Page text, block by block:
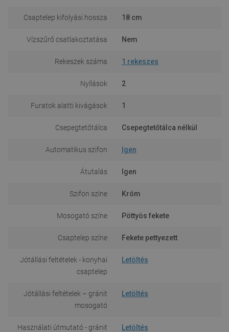
Csaptelep kifolyási hossza 18 cm
Vízszűrő csatlakoztatása Nem
Rekeszek száma 1 rekeszes
Nyílások 2
Furatok alatti kivágások 1
Csepegtetőtálca Csepegtetőtálca nélkül
Automatikus szifon Igen
Átutalás Igen
Szifon színe Króm
Mosogató színe Pöttyös fekete
Csaptelep színe Fekete pettyezett
Jótállási feltételek - konyhai
csaptelep
Letöltés
Jótállási feltételek – gránit
mosogató
Letöltés
Használati útmutató - gránit
Letöltés